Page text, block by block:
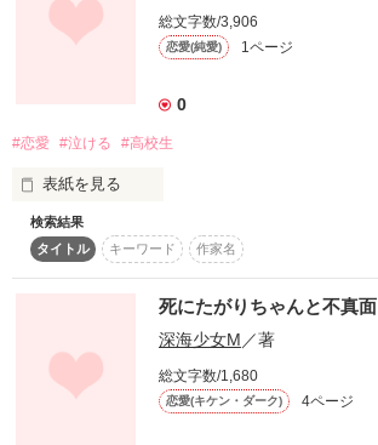
黒髪で成績優秀。
だけど、見た目と行動がちょっと
不真面目な女の子。
定番の金髪不良×眼鏡真面目っ子の方程式を崩
その一言で私の運命は大きく変わった
•*¨*•.¸¸♬•*¨*•.¸¸♪•*¨*•.¸¸♬•*¨*•.¸¸♪
素直な女の子
不真面目男子
橘 稜太 (タチバナ リョウタ)
総文字数/3,906
恋愛(純愛) 1ページ
0
#恋愛 #泣ける #高校生
表紙を見る
あの河川敷から全てが始まった。
頑張る事の大切さも、頑張らない事の重要さ
が教えてくれたから
作品を読む
検索結果
タイトル
キーワード 作家名
死にたがりちゃんと不真
深海少女M ／著
総文字数/1,680
恋愛(キケン・ダーク) 4ページ